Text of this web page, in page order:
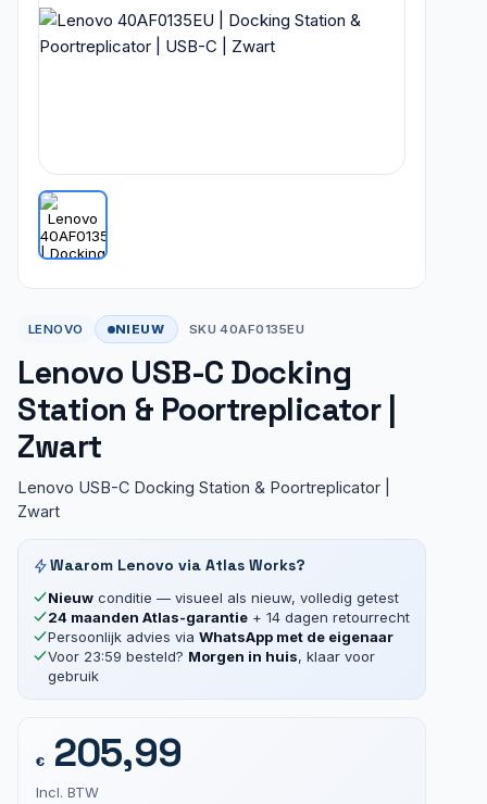
LENOVO NIEUW SKU 40AF0135EU
Lenovo USB-C Docking
Station & Poortreplicator |
Zwart
Lenovo USB-C Docking Station & Poortreplicator |
Zwart
Waarom Lenovo via Atlas Works?
Nieuw conditie — visueel als nieuw, volledig getest
24 maanden Atlas-garantie + 14 dagen retourrecht
Persoonlijk advies via WhatsApp met de eigenaar
Voor 23:59 besteld? Morgen in huis, klaar voor
gebruik
€205,99
Incl. BTW